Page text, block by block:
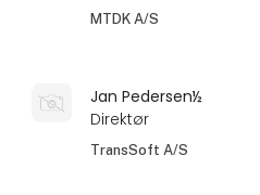
MTDK A/S
Jan Pedersen½
Direktør
TransSoft A/S